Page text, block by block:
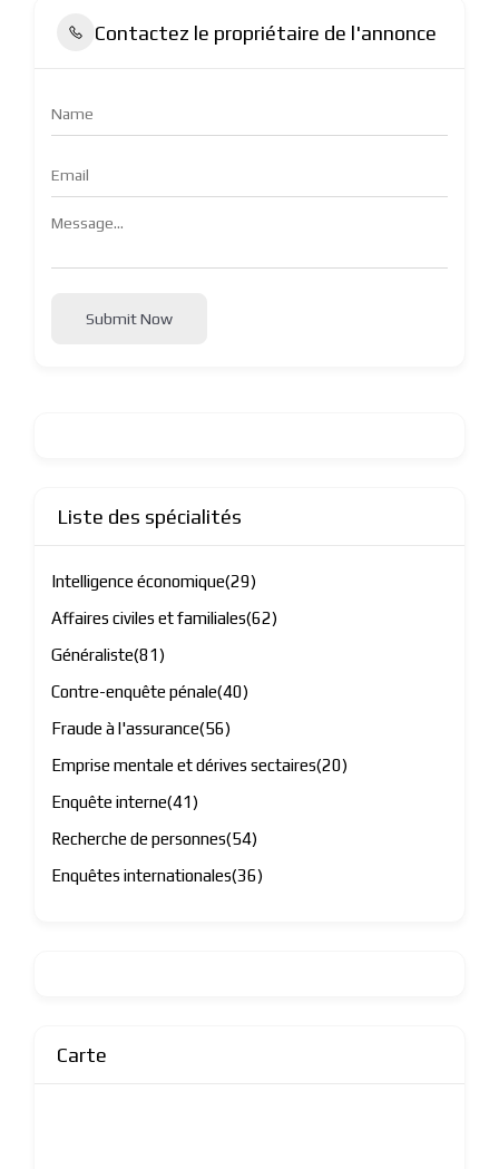
Contactez le propriétaire de l'annonce
Submit Now
Liste des spécialités
Intelligence économique(29)
Affaires civiles et familiales(62)
Généraliste(81)
Contre-enquête pénale(40)
Fraude à l'assurance(56)
Emprise mentale et dérives sectaires(20)
Enquête interne(41)
Recherche de personnes(54)
Enquêtes internationales(36)
Carte